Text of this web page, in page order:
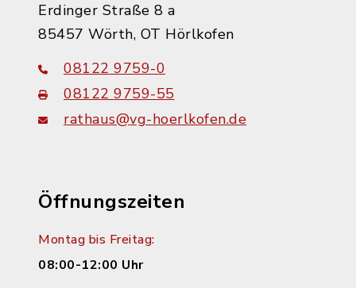
Erdinger Straße 8 a
85457 Wörth, OT Hörlkofen
08122 9759-0
08122 9759-55
rathaus@vg-hoerlkofen.de
Öffnungszeiten
Montag bis Freitag:
08:00-12:00 Uhr